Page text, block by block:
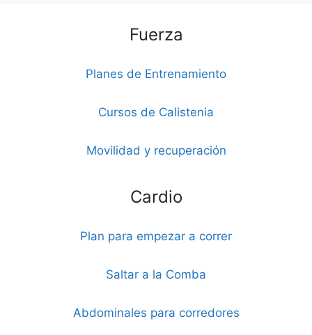
Fuerza
Planes de Entrenamiento
Cursos de Calistenia
Movilidad y recuperación
Cardio
Plan para empezar a correr
Saltar a la Comba
Abdominales para corredores